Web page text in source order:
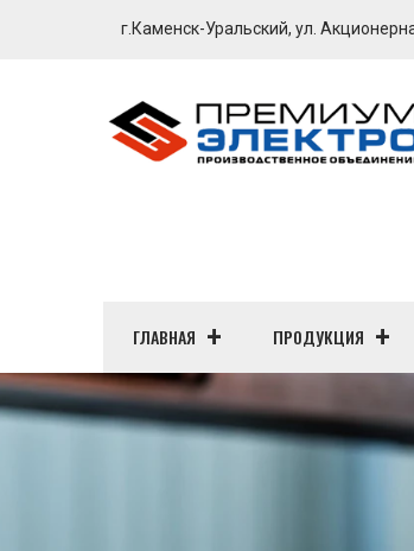
г.Каменск-Уральский, ул.
ГЛАВНАЯ ПРОДУКЦИЯ